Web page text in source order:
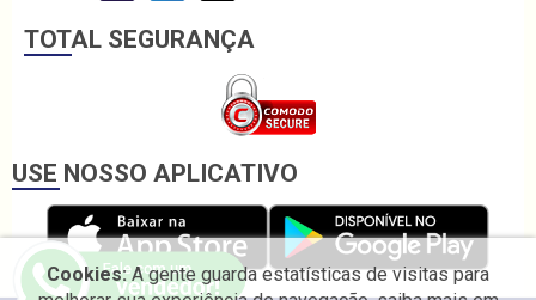
TOTAL SEGURANÇA
USE NOSSO APLICATIVO
Cookies:A gente guarda estatísticas de visitas para